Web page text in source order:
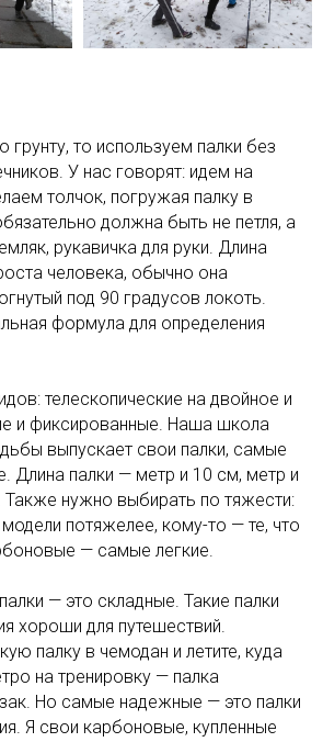
то используем палки без
У нас говорят: идем на
толчок, погружая палку в
должна быть не петля, а
рукавичка для руки. Длина
человека, обычно она
под 90 градусов локоть.
формула для определения
телескопические на двойное и
и фиксированные. Наша школа
выпускает свои палки, самые
Длина палки — метр и 10 см, метр и
Также нужно выбирать по тяжести:
потяжелее, кому-то — те, что
— самые легкие.
— это складные. Такие палки
хороши для путешествий.
палку в чемодан и летите, куда
на тренировку — палка
Но самые надежные — это палки
Я свои карбоновые, купленные